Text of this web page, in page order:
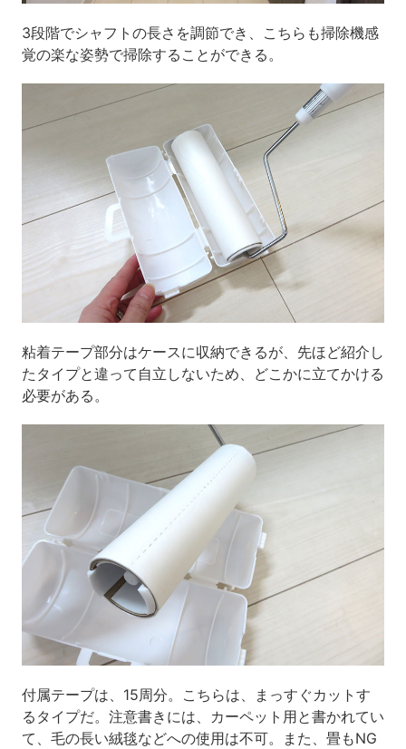
3段階でシャフトの長さを調節でき、こちらも掃除機感
覚の楽な姿勢で掃除することができる。
粘着テープ部分はケースに収納できるが、先ほど紹介し
たタイプと違って自立しないため、どこかに立てかける
必要がある。
付属テープは、 15周分。こちらは、まっすぐカットす
るタイプだ。注意書きには、カーペット用と書かれてい
て、毛の長い絨毯などへの使用は不可。また、畳もNG